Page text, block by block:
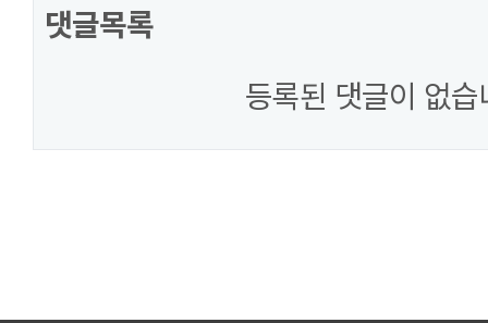
댓글목록
등록된 댓글이 없습